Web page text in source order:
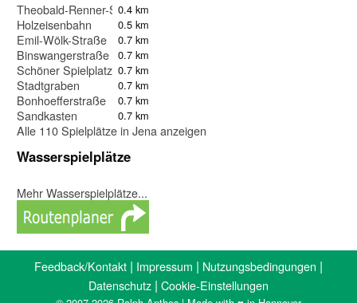
Theobald-Renner-Straße
0.4 km
Holzeisenbahn 0.5 km
Emil-Wölk-Straße 0.7 km
Binswangerstraße 0.7 km
Schöner Spielplatz 0.7 km
Stadtgraben 0.7 km
Bonhoefferstraße 0.7 km
Sandkasten 0.7 km
Alle 110 Spielplätze in Jena anzeigen
Wasserspielplätze
Mehr Wasserspielplätze...
Feedback/Kontakt | Impressum | Nutzungsbedingungen |
Datenschutz | Cookie-Einstellungen